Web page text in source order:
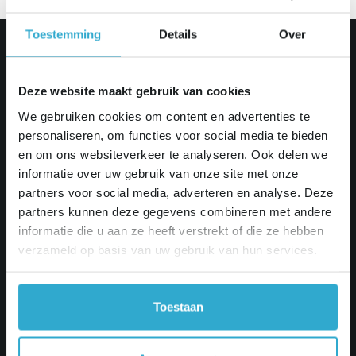
Toestemming Details Over
Deze website maakt gebruik van cookies
We gebruiken cookies om content en advertenties te
personaliseren, om functies voor social media te bieden
en om ons websiteverkeer te analyseren. Ook delen we
informatie over uw gebruik van onze site met onze
partners voor social media, adverteren en analyse. Deze
partners kunnen deze gegevens combineren met andere
informatie die u aan ze heeft verstrekt of die ze hebben
verzameld op basis van uw gebruik van hun services.
Toestaan
Innovatiecentrum Grote Beer
Support nodig?
Ons supportteam staat voor je klaar. Maak eenvoudig een
ticket aan.
Maak een ticket